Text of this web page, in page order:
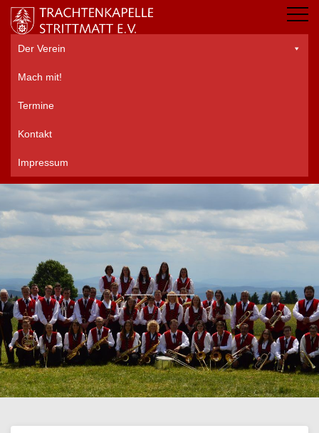
Der Verein
Mach mit!
Termine
Kontakt
Impressum